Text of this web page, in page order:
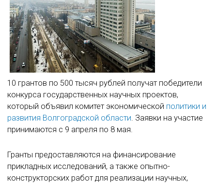
10 грантов по 500 тысяч рублей получат победители
конкурса государственных научных проектов,
который объявил комитет экономической политики и
развития Волгоградской области. Заявки на участие
принимаются с 9 апреля по 8 мая.
Гранты предоставляются на финансирование
прикладных исследований, а также опытно-
конструкторских работ для реализации научных,